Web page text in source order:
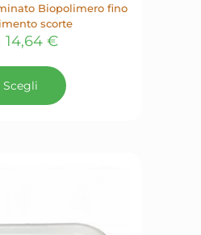
Biopolimero fino
scorte
14,64 €
Scegli
prodotto
ha
pagina